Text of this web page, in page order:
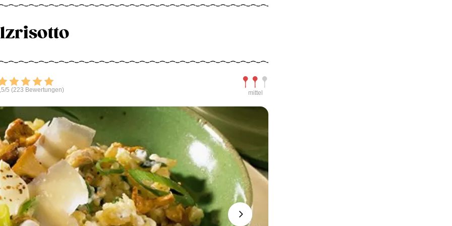
Bewerten
5 (223 Bewertungen)
Schwierigkeit
mittel
Next